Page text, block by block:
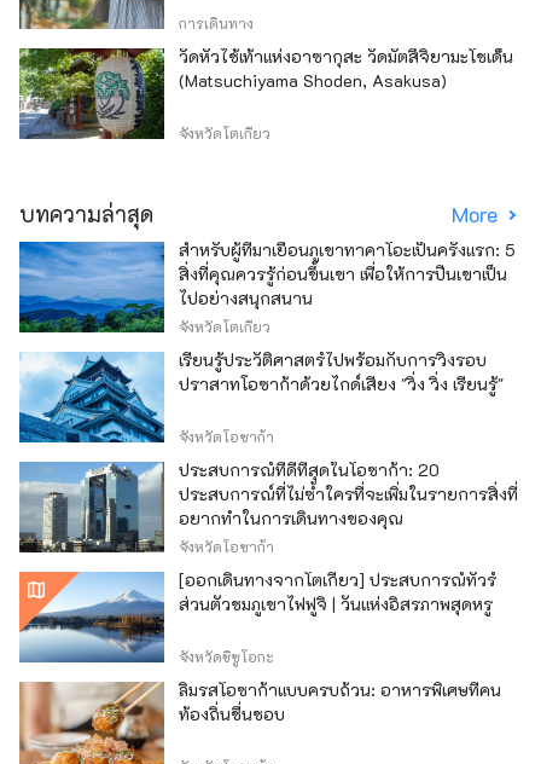
การเดินทาง
วัดหัวไช้เท้าแห่งอาซากุสะ วัดมัตสึจิยามะโชเด็น
(Matsuchiyama Shoden, Asakusa)
จังหวัดโตเกียว
บทความล่าสุด More
สำหรับผู้ที่มาเยือนภูเขาทาคาโอะเป็นครั้งแรก: 5
สิ่งที่คุณควรรู้ก่อนขึ้นเขา เพื่อให้การปีนเขาเป็น
ไปอย่างสนุกสนาน
จังหวัดโตเกียว
เรียนรู้ประวัติศาสตร์ไปพร้อมกับการวิ่งรอบ
ปราสาทโอซาก้าด้วยไกด์เสียง "วิ่ง วิ่ง เรียนรู้"
จังหวัดโอซาก้า
ประสบการณ์ที่ดีที่สุดในโอซาก้า: 20
ประสบการณ์ที่ไม่ซ้ำใครที่จะเพิ่มในรายการสิ่งที่
อยากทำในการเดินทางของคุณ
จังหวัดโอซาก้า
[ออกเดินทางจากโตเกียว] ประสบการณ์ทัวร์
ส่วนตัวชมภูเขาไฟฟูจิ | วันแห่งอิสรภาพสุดหรู
จังหวัดชิซูโอกะ
ลิ้มรสโอซาก้าแบบครบถ้วน: อาหารพิเศษที่คน
ท้องถิ่นชื่นชอบ